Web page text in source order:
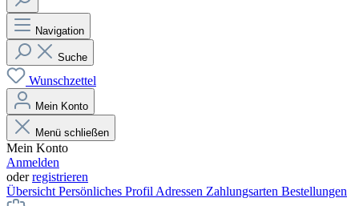
Navigation
Suche
Wunschzettel
Mein Konto
Menü schließen
Mein Konto
Anmelden
oderregistrieren
Übersicht Persönliches Profil Adressen Zahlungsarten Bestellungen